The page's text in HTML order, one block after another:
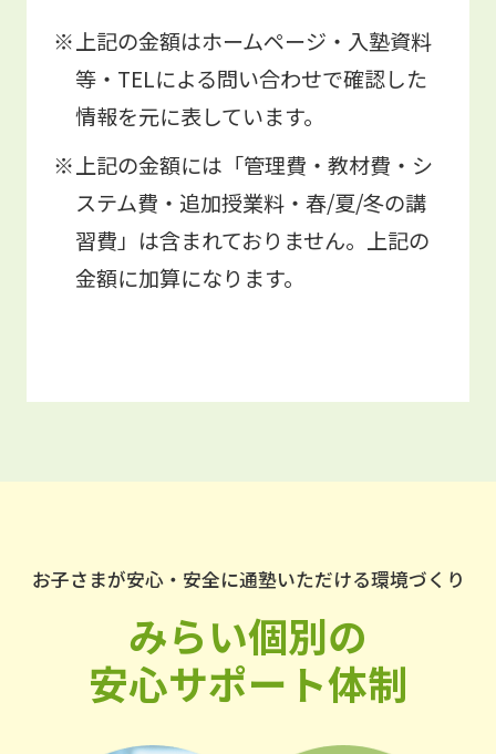
上記の金額はホームページ・入塾資料
等・TELによる問い合わせで確認した
情報を元に表しています。
上記の金額には「管理費・教材費・シ
ステム費・追加授業料・春/夏/冬の講
習費」は含まれておりません。上記の
金額に加算になります。
お子さまが安心・安全に通塾いただける環境づくり
みらい個別の
安心サポート体制